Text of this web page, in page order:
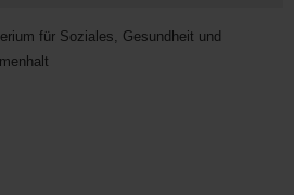
für Soziales, Gesundheit und